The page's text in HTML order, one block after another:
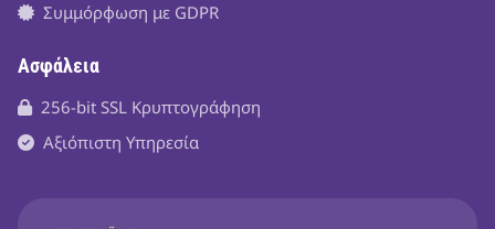
Συμμόρφωση με GDPR
Ασφάλεια
256-bit SSL Κρυπτογράφηση
Αξιόπιστη Υπηρεσία